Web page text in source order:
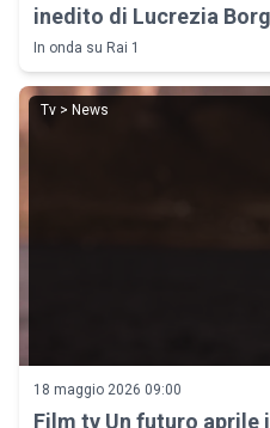
inedito di Lucrezia
In onda su Rai 1
Tv > News
18 maggio 2026 09:00
Film tv Un futuro aprile